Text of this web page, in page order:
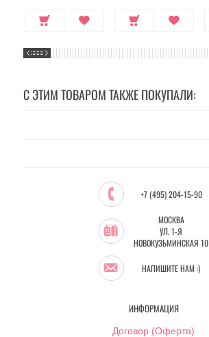
С ЭТИМ ТОВАРОМ ТАКЖЕ ПОКУПАЛИ:
+7 (495) 204-15-90
МОСКВА
УЛ. 1-Я
НОВОКУЗЬМИНСКАЯ 10
НАПИШИТЕ НАМ :)
ИНФОРМАЦИЯ
Договор (Оферта)